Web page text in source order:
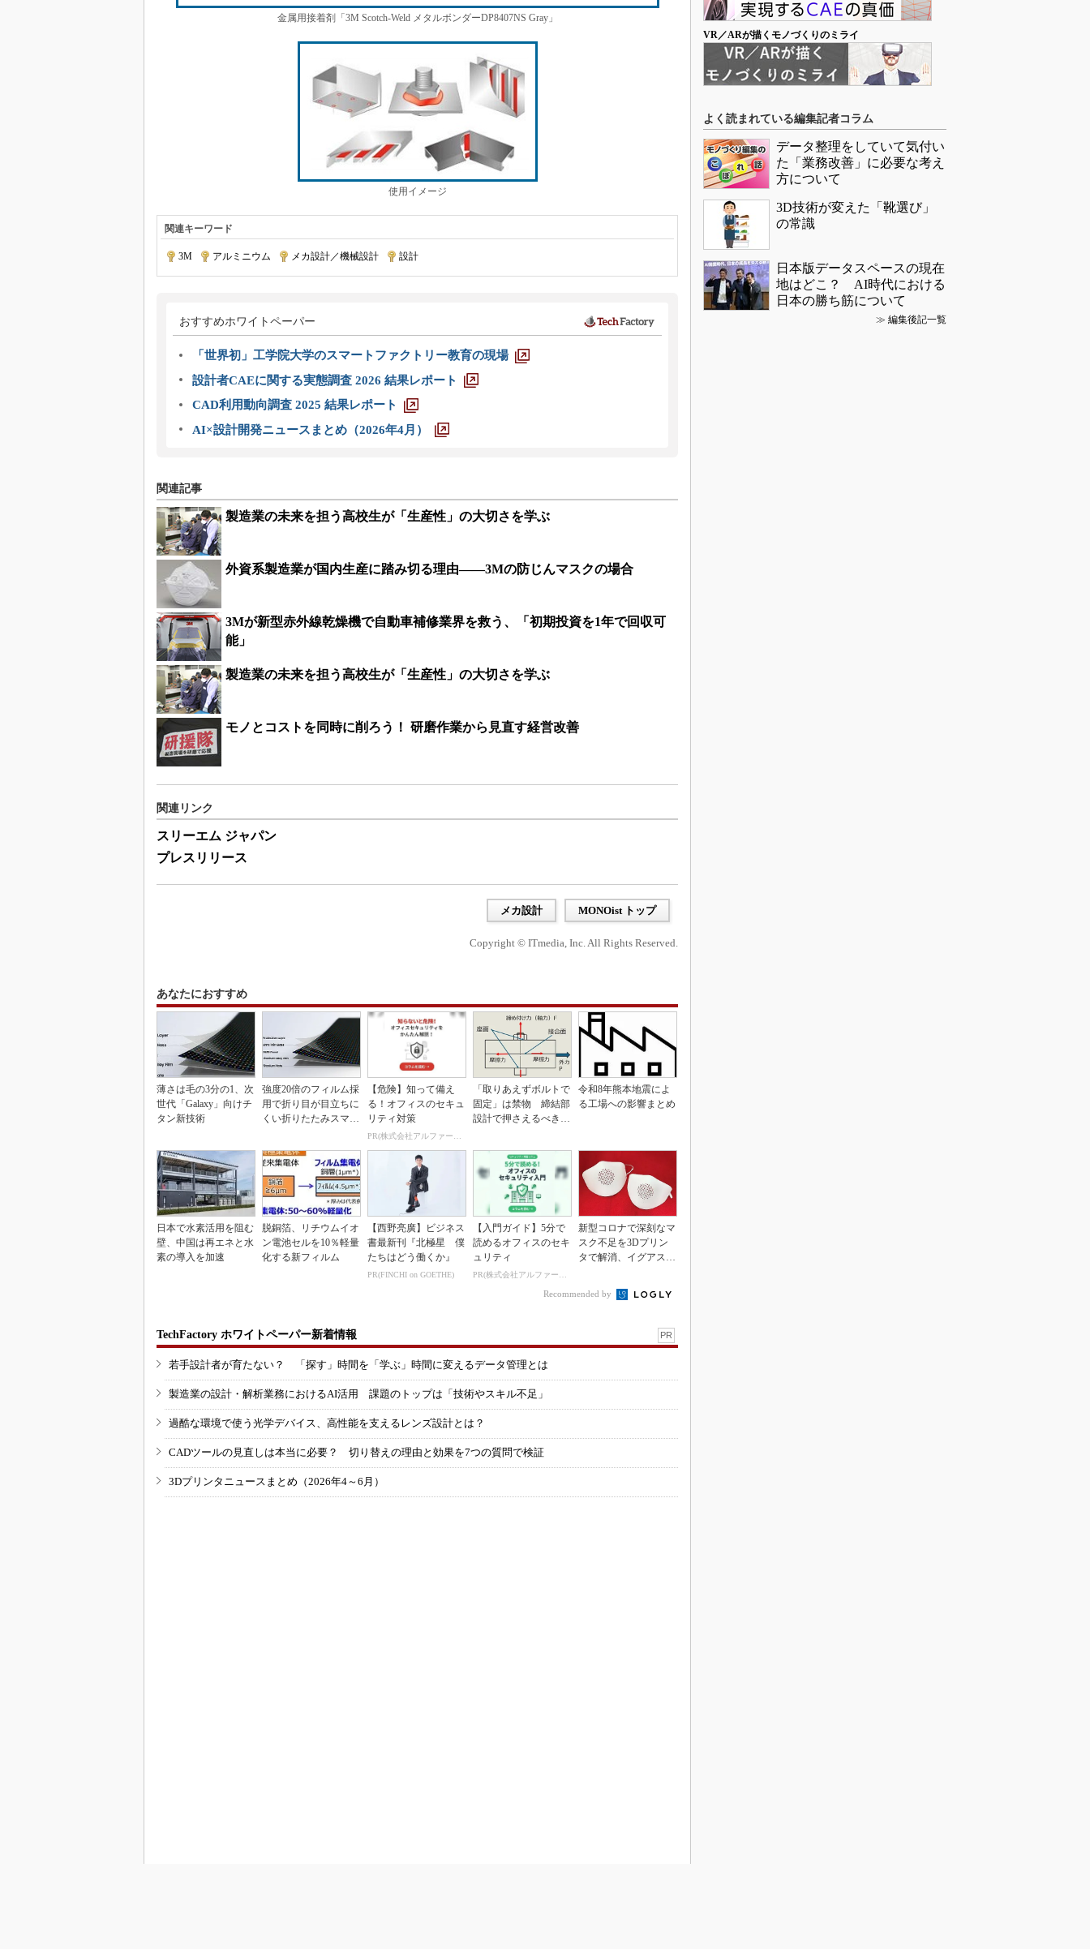
金属用接着剤「3M Scotch-Weld メタルボンダーDP8407NS Gray」
使用イメージ
関連キーワード
3M アルミニウム メカ設計／機械設計 設計
おすすめホワイトペーパー
「世界初」工学院大学のスマートファクトリー教育の現場
設計者CAEに関する実態調査 2026 結果レポート
CAD利用動向調査 2025 結果レポート
AI×設計開発ニュースまとめ（2026年4月）
関連記事
製造業の未来を担う高校生が「生産性」の大切さを学ぶ
外資系製造業が国内生産に踏み切る理由――3Mの防じんマスクの場合
3Mが新型赤外線乾燥機で自動車補修業界を救う、「初期投資を1年で回収可
能」
製造業の未来を担う高校生が「生産性」の大切さを学ぶ
モノとコストを同時に削ろう！ 研磨作業から見直す経営改善
関連リンク
スリーエム ジャパン
プレスリリース
メカ設計 MONOist トップ
Copyright © ITmedia, Inc. All Rights Reserved.
あなたにおすすめ
薄さは毛の3分の1、次
世代「Galaxy」向けチ
タン新技術
強度20倍のフィルム採
用で折り目が目立ちに
くい折りたたみスマホ
【危険】知って備え
る！オフィスのセキュ
リティ対策
PR(株式会社アルファーテクノ)
「取りあえずボルトで
固定」は禁物 締結部
設計で押さえるべき基
令和8年熊本地震によ
る工場への影響まとめ
日本で水素活用を阻む
壁、中国は再エネと水
素の導入を加速
脱銅箔、リチウムイオ
ン電池セルを10％軽量
化する新フィルム
【西野亮廣】ビジネス
書最新刊『北極星 僕
たちはどう働くか』
PR(FINCHI on GOETHE)
【入門ガイド】5分で
読めるオフィスのセキ
ュリティ
PR(株式会社アルファーテクノ)
新型コロナで深刻なマ
スク不足を3Dプリン
タで解消、イグアスが
Recommended by
TechFactory ホワイトペーパー新着情報 PR
若手設計者が育たない？ 「探す」時間を「学ぶ」時間に変えるデータ管理とは
製造業の設計・解析業務におけるAI活用 課題のトップは「技術やスキル不足」
過酷な環境で使う光学デバイス、高性能を支えるレンズ設計とは？
CADツールの見直しは本当に必要？ 切り替えの理由と効果を7つの質問で検証
3Dプリンタニュースまとめ（2026年4～6月）
VR／ARが描くモノづくりのミライ
よく読まれている編集記者コラム
データ整理をしていて気付い
た「業務改善」に必要な考え
方について
3D技術が変えた「靴選び」
の常識
日本版データスペースの現在
地はどこ？ AI時代における
日本の勝ち筋について
≫ 編集後記一覧